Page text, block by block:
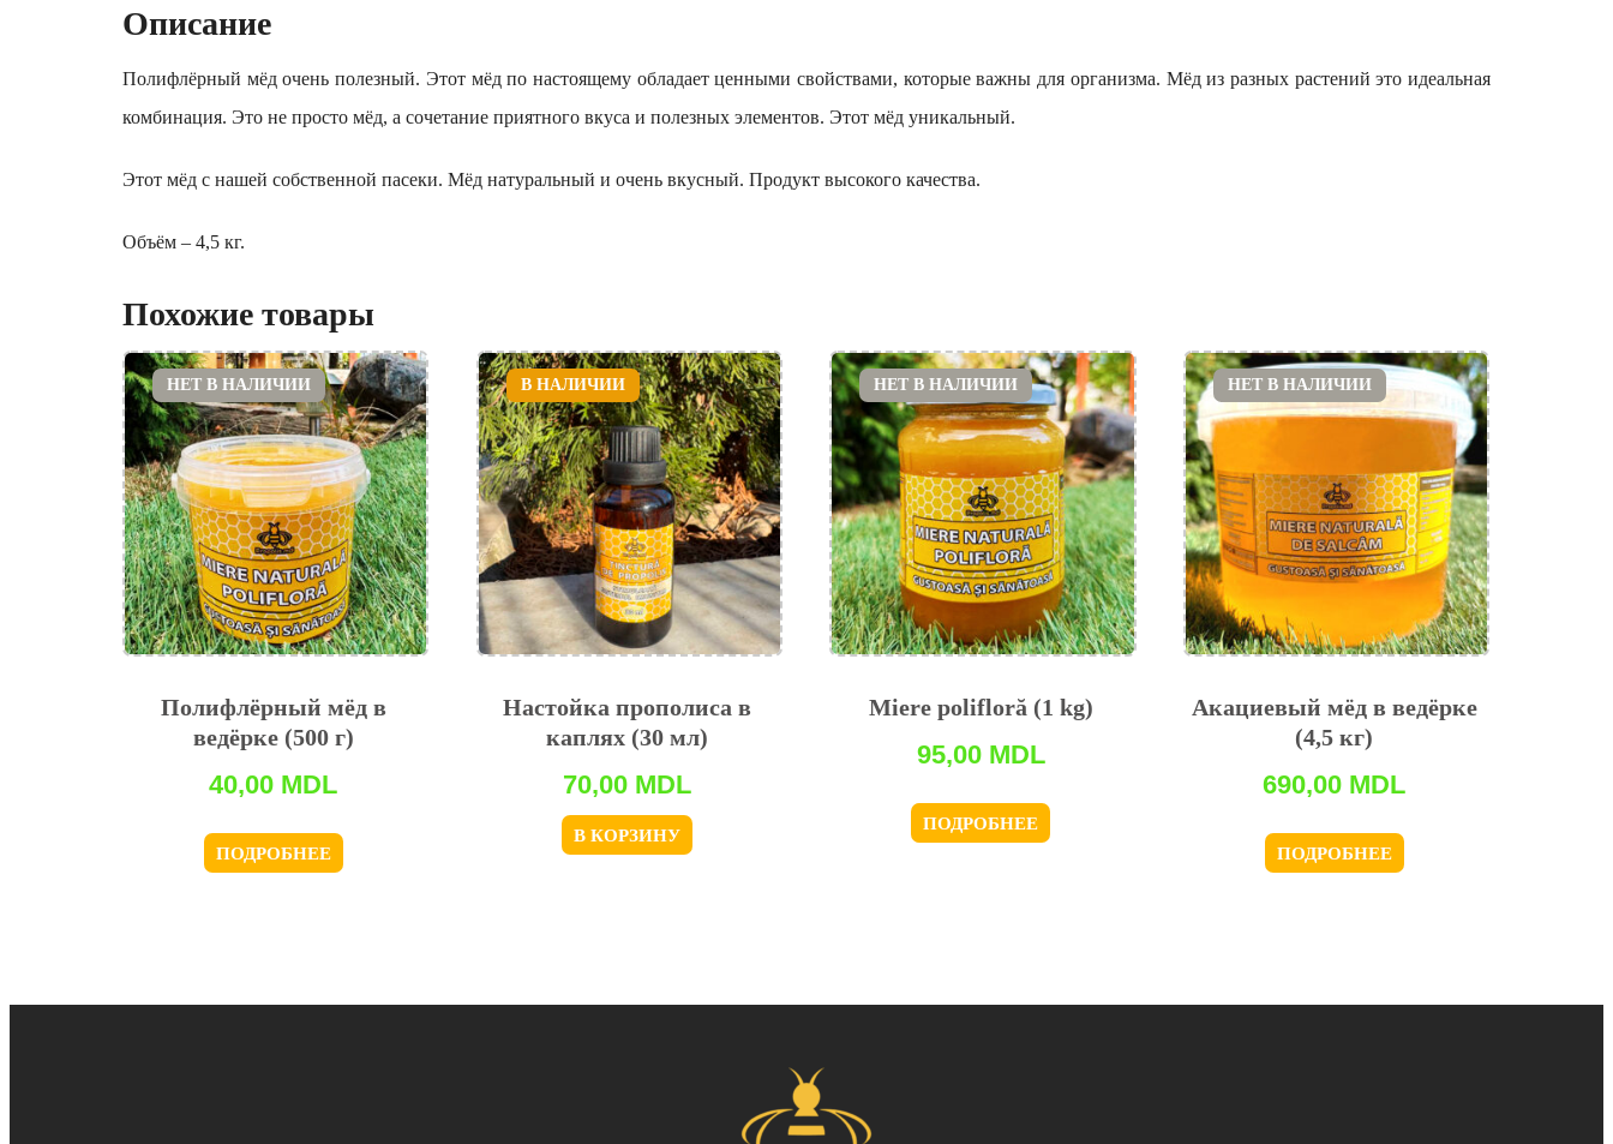
Описание
Полифлёрный мёд очень полезный. Этот мёд по настоящему обладает ценными свойствами, которые важны для организма. Мёд из разных растений это идеальная
комбинация. Это не просто мёд, а сочетание приятного вкуса и полезных элементов. Этот мёд уникальный.
Этот мёд с нашей собственной пасеки. Мёд натуральный и очень вкусный. Продукт высокого качества.
Объём – 4,5 кг.
Похожие товары
Полифлёрный мёд в
ведёрке (500 г)
40,00 MDL
ПОДРОБНЕЕ
НЕТ В НАЛИЧИИ
Настойка прополиса в
каплях (30 мл)
70,00 MDL
В КОРЗИНУ
В НАЛИЧИИ
Miere polifloră (1 kg)
95,00 MDL
ПОДРОБНЕЕ
НЕТ В НАЛИЧИИ
Акациевый мёд в ведёрке
(4,5 кг)
690,00 MDL
ПОДРОБНЕЕ
НЕТ В НАЛИЧИИ